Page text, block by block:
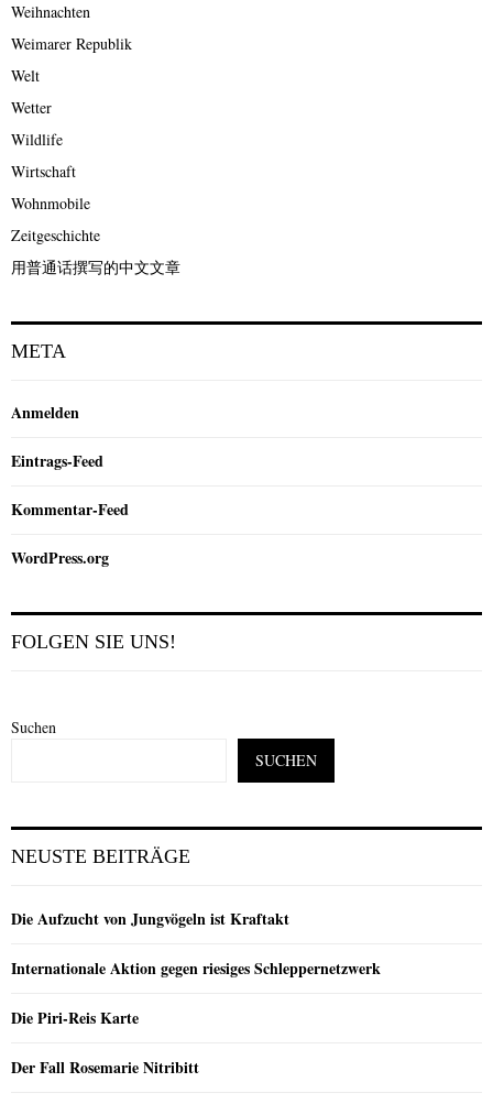
Weihnachten
Weimarer Republik
Welt
Wetter
Wildlife
Wirtschaft
Wohnmobile
Zeitgeschichte
用普通话撰写的中文文章
META
Anmelden
Eintrags-Feed
Kommentar-Feed
WordPress.org
FOLGEN SIE UNS!
Suchen
SUCHEN
NEUSTE BEITRÄGE
Die Aufzucht von Jungvögeln ist Kraftakt
Internationale Aktion gegen riesiges Schleppernetzwerk
Die Piri-Reis Karte
Der Fall Rosemarie Nitribitt